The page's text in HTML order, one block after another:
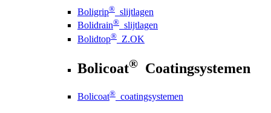
Boligrip® slijtlagen
Bolidrain® slijtlagen
Bolidtop® Z.OK
Bolicoat® Coatingsystemen
Bolicoat® coatingsystemen